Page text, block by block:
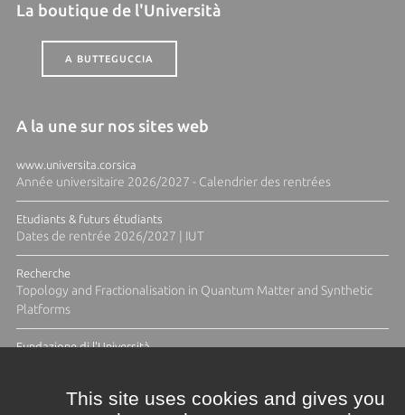
La boutique de l'Università
A BUTTEGUCCIA
A la une sur nos sites web
www.universita.corsica
Année universitaire 2026/2027 - Calendrier des rentrées
Etudiants & futurs étudiants
Dates de rentrée 2026/2027 | IUT
Recherche
Topology and Fractionalisation in Quantum Matter and Synthetic
Platforms
Fundazione di l'Università
This site uses cookies and gives you